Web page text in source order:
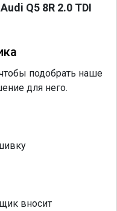
Q5 8R 2.0 TDI
подобрать наше
для него.
вносит